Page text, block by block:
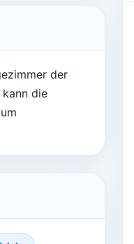
der
die